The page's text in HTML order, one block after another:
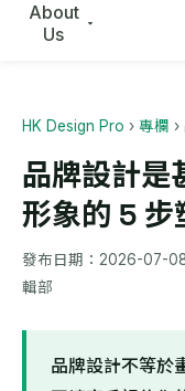
About
Us
HK Design Pro › 專欄 ›
品牌設計是
形象的 5 步
發布日期： 2026-07-
輯部
品牌設計不等於